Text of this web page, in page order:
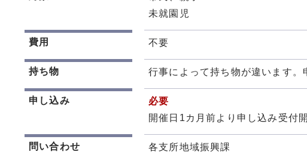
未就園児
費用 不要
持ち物 行事によって持ち物が違います。
申し込み
必要
開催日1カ月前より申し込み受付
問い合わせ
各支所地域振興課